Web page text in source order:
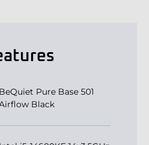
BeQuiet Pure Base 501
Black